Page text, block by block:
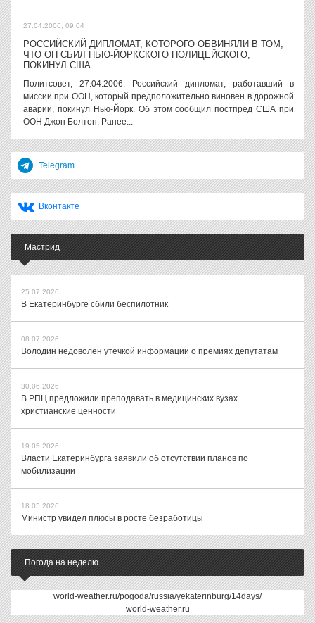
27.04.2006, 09:04
РОССИЙСКИЙ ДИПЛОМАТ, КОТОРОГО ОБВИНЯЛИ В ТОМ,
ЧТО ОН СБИЛ НЬЮ-ЙОРКСКОГО ПОЛИЦЕЙСКОГО,
ПОКИНУЛ США
Политсовет, 27.04.2006. Российский дипломат, работавший в
миссии при ООН, который предположительно виновен в дорожной
аварии, покинул Нью-Йорк. Об этом сообщил постпред США при
ООН Джон Болтон. Ранее...
Telegram
Вконтакте
Мастрид
25.07.2026
В Екатеринбурге сбили беспилотник
08.07.2026
Володин недоволен утечкой информации о премиях депутатам
30.06.2026
В РПЦ предложили преподавать в медицинских вузах
христианские ценности
19.05.2026
Власти Екатеринбурга заявили об отсутствии планов по
мобилизации
18.05.2026
Министр увидел плюсы в росте безработицы
Погода на неделю
world-weather.ru/pogoda/russia/yekaterinburg/14days/
world-weather.ru